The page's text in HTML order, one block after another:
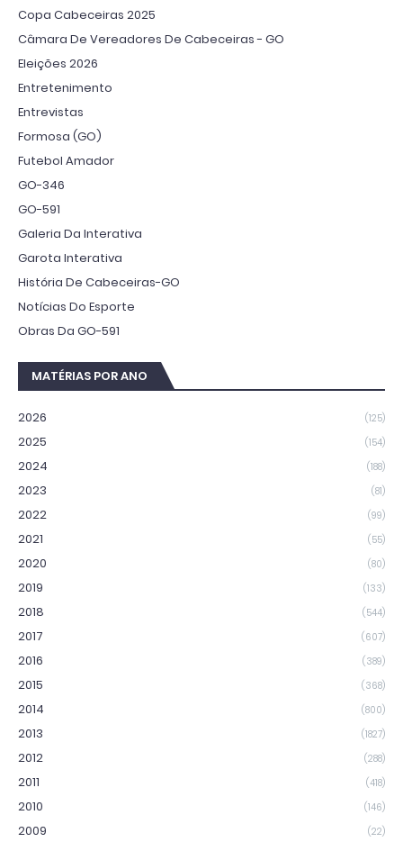
Copa Cabeceiras 2025
Câmara De Vereadores De Cabeceiras - GO
Eleições 2026
Entretenimento
Entrevistas
Formosa (GO)
Futebol Amador
GO-346
GO-591
Galeria Da Interativa
Garota Interativa
História De Cabeceiras-GO
Notícias Do Esporte
Obras Da GO-591
MATÉRIAS POR ANO
2026 (125)
2025 (154)
2024 (188)
2023 (81)
2022 (99)
2021 (55)
2020 (80)
2019 (133)
2018 (544)
2017 (607)
2016 (389)
2015 (368)
2014 (800)
2013 (1827)
2012 (288)
2011 (418)
2010 (146)
2009 (22)